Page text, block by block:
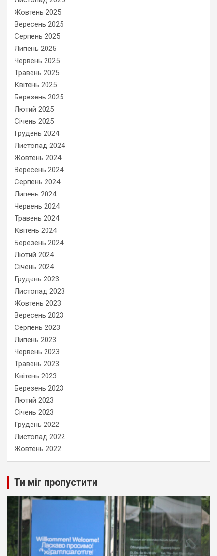
Жовтень 2025
Вересень 2025
Серпень 2025
Липень 2025
Червень 2025
Травень 2025
Квітень 2025
Березень 2025
Лютий 2025
Січень 2025
Грудень 2024
Листопад 2024
Жовтень 2024
Вересень 2024
Серпень 2024
Липень 2024
Червень 2024
Травень 2024
Квітень 2024
Березень 2024
Лютий 2024
Січень 2024
Грудень 2023
Листопад 2023
Жовтень 2023
Вересень 2023
Серпень 2023
Липень 2023
Червень 2023
Травень 2023
Квітень 2023
Березень 2023
Лютий 2023
Січень 2023
Грудень 2022
Листопад 2022
Жовтень 2022
Ти міг пропустити